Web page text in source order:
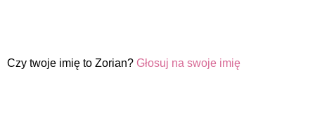
Czy twoje imię to Zorian? Głosuj na swoje imię